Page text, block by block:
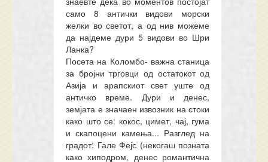
само 8 антички видови морски
желки во светот, а од нив можеме
да најдеме дури 5 видови во Шри
Ланка?
Посета на Коломбо- важна станица
за бројни трговци од остатокот од
Азија и арапскиот свет уште од
античко време. Дури и денес,
земјата е значаен извозник на стоки
како што се: кокос, цимет, чај, гума
и скапоцени камења... Разглед на
градот: Гале Фејс (некогаш позната
како хиподром, денес романтична